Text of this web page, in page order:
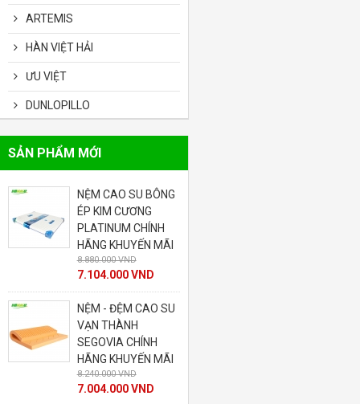
ARTEMIS
HÀN VIỆT HẢI
ƯU VIỆT
DUNLOPILLO
SẢN PHẨM MỚI
NỆM CAO SU BÔNG
ÉP KIM CƯƠNG
PLATINUM CHÍNH
HÃNG KHUYẾN MÃI
8.880.000 VND
7.104.000 VND
NỆM - ĐỆM CAO SU
VẠN THÀNH
SEGOVIA CHÍNH
HÃNG KHUYẾN MÃI
8.240.000 VND
7.004.000 VND